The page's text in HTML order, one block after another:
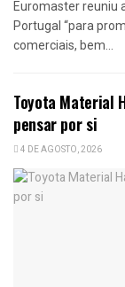
Euromaster reuniu
Portugal “para
comerciais, bem...
Toyota Material
pensar por si
4 DE AGOSTO, 2026